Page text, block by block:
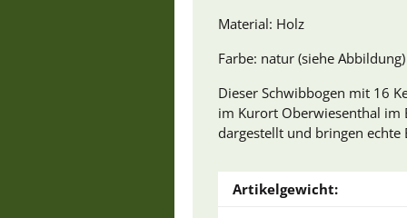
Material: Holz
Farbe: natur (siehe Abbildung)
Dieser Schwibbogen mit 16
im Kurort Oberwiesenthal im
dargestellt und bringen echte
Artikelgewicht: